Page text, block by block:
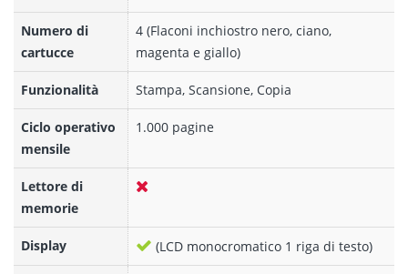
Numero di
cartucce
4 (Flaconi inchiostro nero, ciano,
magenta e giallo)
Funzionalità Stampa, Scansione, Copia
Ciclo operativo
mensile
1.000 pagine
Lettore di
memorie
Display (LCD monocromatico 1 riga di testo)